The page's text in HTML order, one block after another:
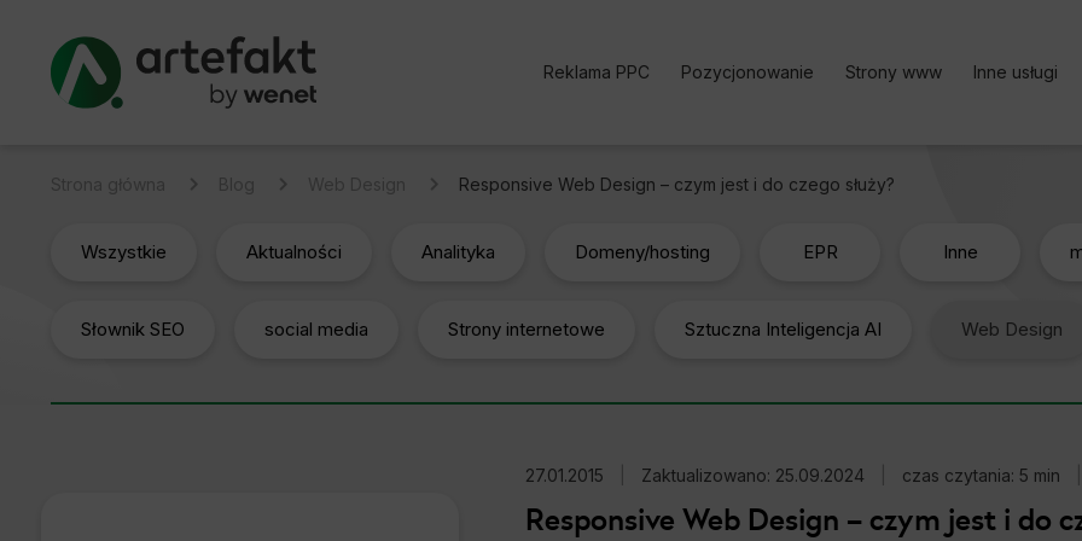
Reklama PPC
Google Ads cennik
Reklama TikTok Ads
Reklama Microsoft Ads
Ads
Pozycjonowanie
Pozycjonowanie lokalne
Pozycjonowanie marki
Usługi SEO
Strony www Inne usługi
Content
Social
Strona główna Blog Web Design Responsive Web Design – czym jest i do czego służy?
Wszystkie Aktualności Analityka Domeny/hosting EPR Inne
Słownik SEO social media Strony internetowe Sztuczna Inteligencja AI Web Design
27.01.2015 Zaktualizowano: 25.09.2024 czas czytania: 5 min
Responsive Web Design – czym jest i do